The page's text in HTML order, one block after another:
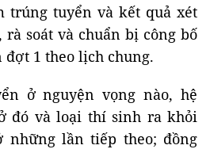
trúng tuyển và kết quả xét
soát và chuẩn bị công bố
1 theo lịch chung.
ở nguyện vọng nào, hệ
đó và loại thí sinh ra khỏi
những lần tiếp theo; đồng